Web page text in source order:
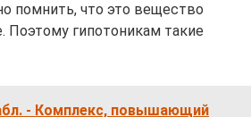
помнить, что это вещество
Поэтому гипотоникам такие
- Комплекс, повышающий